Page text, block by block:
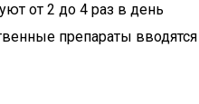
от 2 до 4 раз в день
препараты вводятся